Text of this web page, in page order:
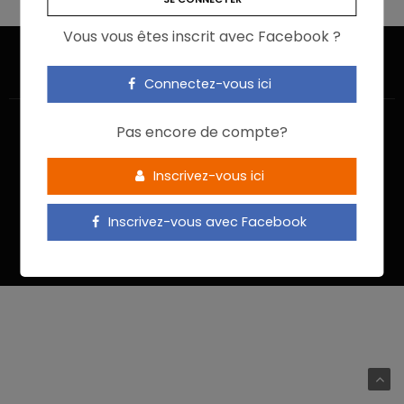
Vous vous êtes inscrit avec Facebook ?
Connectez-vous ici
Pas encore de compte?
Inscrivez-vous ici
Inscrivez-vous avec Facebook
ACCUEIL JE M’INSCRIS
NOUS CONTACTER
MENTIONS LÉGALES
POLITIQUE DE CONFIDENTIALITÉ
Food In Action © 2022